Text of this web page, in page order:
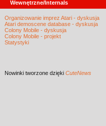
Wewnętrzne/Internals
Organizowanie imprez Atari - dyskusja
Atari demoscene database - dyskusja
Colony Mobile - dyskusja
Colony Mobile - projekt
Statystyki
Nowinki tworzone dzięki CuteNews